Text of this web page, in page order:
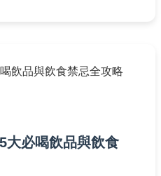
大必喝飲品與飲食